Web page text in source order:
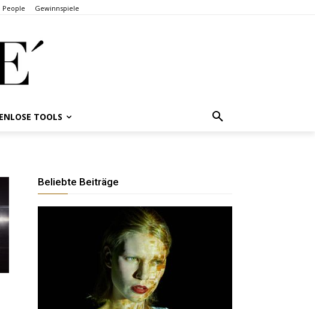
People Gewinnspiele
TOOLS
Beliebte Beiträge